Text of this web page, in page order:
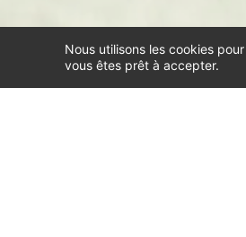
Nous utilisons les cookies
vous êtes prêt à accepter.